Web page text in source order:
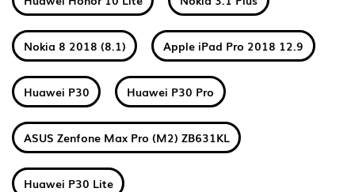
Nokia 8 2018 (8.1) Apple iPad Pro 2018 12.9
Huawei P30 Huawei P30 Pro
ASUS Zenfone Max Pro (M2) ZB631KL
Huawei P30 Lite